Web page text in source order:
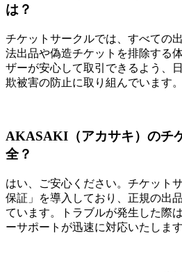
は？
チケットサークルでは、すべての
法出品や偽造チケットを排除する
ザーが安心して取引できるよう、
欺被害の防止に取り組んでいます。
AKASAKI（アカサキ）のチ
全？
はい、ご安心ください。チケット
保証」を導入しており、正規の出
ています。トラブルが発生した際
ーサポートが迅速に対応いたします